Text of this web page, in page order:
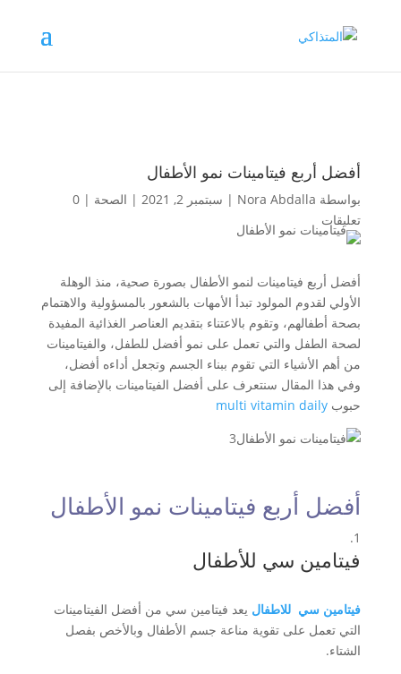
أفضل أربع فيتامينات نمو الأطفال
بواسطة Nora Abdalla
| سبتمبر 2, 2021 | الصحة |
0
تعليقات
أفضل أربع فيتامينات لنمو الأطفال بصورة صحية، منذ الوهلة
الأولي لقدوم المولود تبدأ الأمهات بالشعور بالمسؤولية والاهتمام
بصحة أطفالهم، وتقوم بالاعتناء بتقديم العناصر الغذائية المفيدة
لصحة الطفل والتي تعمل على نمو أفضل للطفل، والفيتامينات
من أهم الأشياء التي تقوم ببناء الجسم وتجعل أداءه أفضل،
وفي هذا المقال سنتعرف على أفضل الفيتامينات بالإضافة إلى
حبوب multi vitamin daily
أفضل أربع فيتامينات نمو الأطفال
فيتامين سي للأطفال
فيتامين سي للاطفال يعد فيتامين سي من أفضل الفيتامينات
التي تعمل على تقوية مناعة جسم الأطفال وبالأخص بفصل
الشتاء.